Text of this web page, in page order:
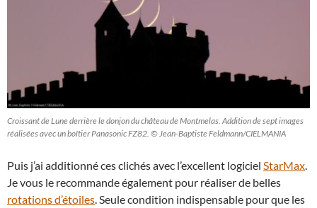
Croissant de Lune derrière le donjon du château de Montmelas. Addition de sept images
réalisées avec un boîtier Panasonic FZ82. © Jean-Baptiste Feldmann/CIELMANIA
Puis j’ai additionné ces clichés avec l’excellent logiciel StarMax
Je vous le recommande également pour réaliser de belles
rotations d’étoiles . Seule condition indispensable pour que les